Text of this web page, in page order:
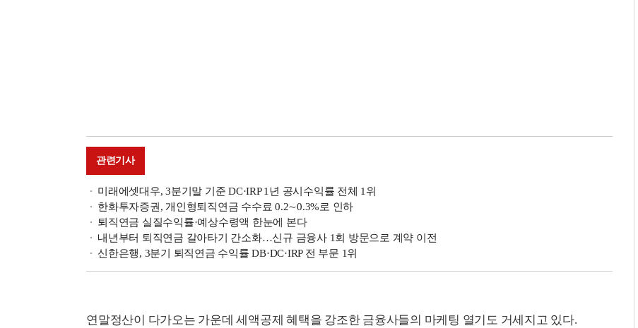
관련기사
미래에셋대우, 3분기말 기준 DC·IRP 1년 공시수익률 전체 1위
한화투자증권, 개인형퇴직연금 수수료 0.2∼0.3%로 인하
퇴직연금 실질수익률·예상수령액 한눈에 본다
내년부터 퇴직연금 갈아타기 간소화…신규 금융사 1회 방문으로 계약 이전
신한은행, 3분기 퇴직연금 수익률 DB·DC·IRP 전 부문 1위
연말정산이 다가오는 가운데 세액공제 혜택을 강조한 금융사들의 마케팅 열기도 거세지고 있다.